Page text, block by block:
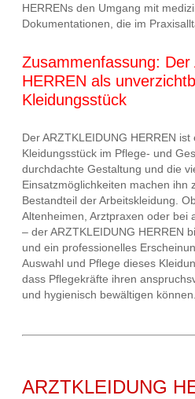
HERRENs den Umgang mit
Dokumentationen, die im
Zusammenfassung: Der
HERREN als
Kleidungsstück
Der ARZTKLEIDUNG HERREN
Kleidungsstück im Pflege- und
durchdachte Gestaltung und die
Einsatzmöglichkeiten machen ihn
Bestandteil der Arbeitskleidung.
Altenheimen, Arztpraxen oder bei
– der ARZTKLEIDUNG HERREN
und ein professionelles
Auswahl und Pflege dieses
dass Pflegekräfte ihren
und hygienisch bewältigen können.
ARZTKLEIDUNG